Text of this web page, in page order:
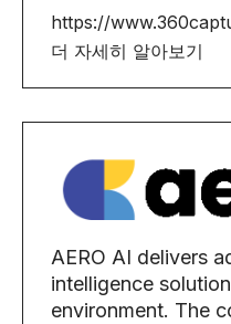
https://
더 자세히 알아보기
AERO AI delivers
intelligence
environment. The